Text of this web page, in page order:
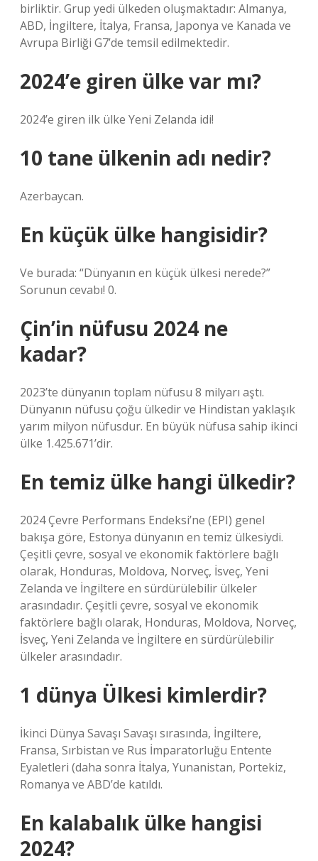
birliktir. Grup yedi ülkeden oluşmaktadır: Almanya,
ABD, İngiltere, İtalya, Fransa, Japonya ve Kanada ve
Avrupa Birliği G7’de temsil edilmektedir.
2024’e giren ülke var mı?
2024’e giren ilk ülke Yeni Zelanda idi!
10 tane ülkenin adı nedir?
Azerbaycan.
En küçük ülke hangisidir?
Ve burada: “Dünyanın en küçük ülkesi nerede?”
Sorunun cevabı! 0.
Çin’in nüfusu 2024 ne
kadar?
2023’te dünyanın toplam nüfusu 8 milyarı aştı.
Dünyanın nüfusu çoğu ülkedir ve Hindistan yaklaşık
yarım milyon nüfusdur. En büyük nüfusa sahip ikinci
ülke 1.425.671’dir.
En temiz ülke hangi ülkedir?
2024 Çevre Performans Endeksi’ne (EPI) genel
bakışa göre, Estonya dünyanın en temiz ülkesiydi.
Çeşitli çevre, sosyal ve ekonomik faktörlere bağlı
olarak, Honduras, Moldova, Norveç, İsveç, Yeni
Zelanda ve İngiltere en sürdürülebilir ülkeler
arasındadır. Çeşitli çevre, sosyal ve ekonomik
faktörlere bağlı olarak, Honduras, Moldova, Norveç,
İsveç, Yeni Zelanda ve İngiltere en sürdürülebilir
ülkeler arasındadır.
1 dünya Ülkesi kimlerdir?
İkinci Dünya Savaşı Savaşı sırasında, İngiltere,
Fransa, Sırbistan ve Rus İmparatorluğu Entente
Eyaletleri (daha sonra İtalya, Yunanistan, Portekiz,
Romanya ve ABD’de katıldı.
En kalabalık ülke hangisi
2024?